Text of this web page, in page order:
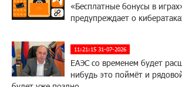
«Бесплатные бонусы в
предупреждает о
11:21:15 31-07-2026
ЕАЭС со временем будет
нибудь это поймёт и